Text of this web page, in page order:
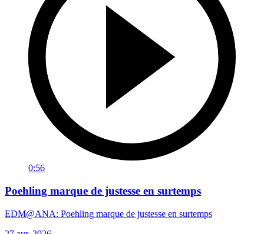
0:56
Poehling marque de justesse en surtemps
EDM@ANA: Poehling marque de justesse en surtemps